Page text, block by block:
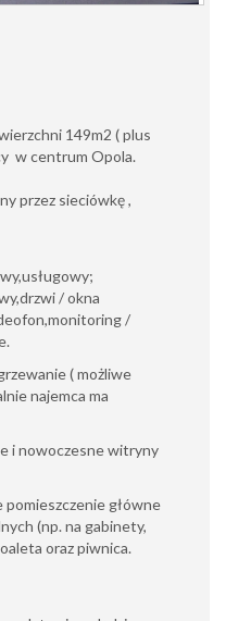
149m2 ( plus
w centrum Opola.
przez sieciówkę ,
/ okna
/
( możliwe
najemca ma
i nowoczesne witryny
pomieszczenie główne
(np. na gabinety,
oraz piwnica.